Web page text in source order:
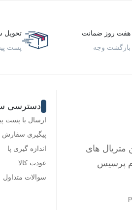
هفت روز ضمانت
بازگشت وجه
تحویل
پست
متریال های
پرسیس
دسترسی
ارسال با پست
پیگیری سفارش
اندازه گیری پا
عودت کالا
سوالات متداول